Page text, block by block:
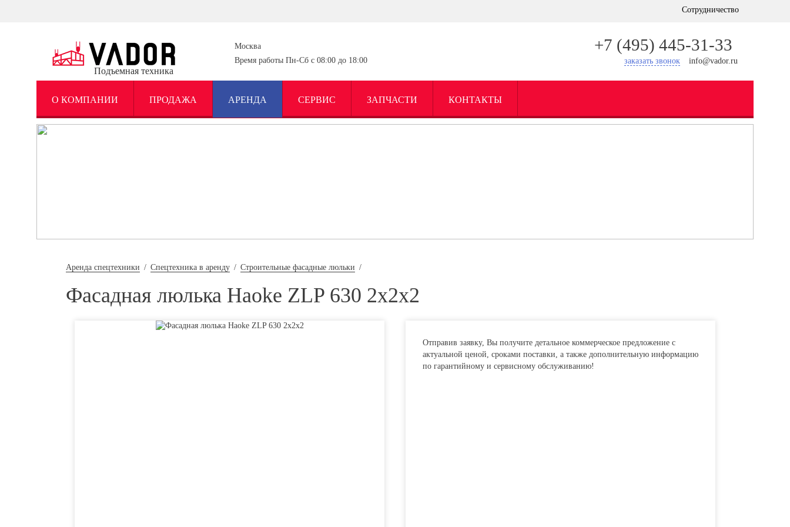
Сотрудничество
Подъемная техника
Москва
Время работы Пн-Сб с 08:00 до 18:00
+7 (495) 445-31-33
заказать звонок info@vador.ru
О КОМПАНИИ ПРОДАЖА АРЕНДА СЕРВИС ЗАПЧАСТИ КОНТАКТЫ
Аренда спецтехники / Спецтехника в аренду / Строительные фасадные люльки /
Фасадная люлька Haoke ZLP 630 2x2x2
Отправив заявку, Вы получите детальное коммерческое предложение с
актуальной ценой, сроками поставки, а также дополнительную информацию
по гарантийному и сервисному обслуживанию!